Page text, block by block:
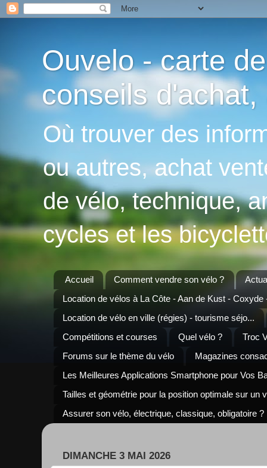
Ouvelo - carte
conseils
Où trouver des
ou autres, achat
de vélo, technique,
cycles et les
Accueil Comment vendre son vélo ?
Location de vélos à La Côte - Aan de Kust - Coxyde
Location de vélo en ville (régies) - tourisme séjo...
Compétitions et courses
Quel vélo ?
Troc
Forums sur le thème du vélo
Magazines
Les Meilleures Applications Smartphone pour Vos
Tailles et géométrie pour la position optimale sur un
Assurer son vélo, électrique, classique, obligatoire ?
DIMANCHE 3 MAI 2026